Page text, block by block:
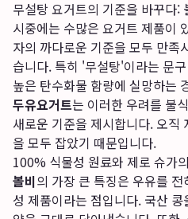
무설탕 요거트의 기준을 바꾸다:
시중에는 수많은 요거트 제품이
자의 까다로운 기준을 모두 만족
습니다. 특히 '무설탕'이라는 문
높은 탄수화물 함량에 실망하는
두유요거트는 이러한 우려를 불
새로운 기준을 제시합니다. 오직
을 모두 잡았기 때문입니다.
100% 식물성 원료와 제로 슈가
볼비의 가장 큰 특징은 우유를
성 제품이라는 점입니다. 국산